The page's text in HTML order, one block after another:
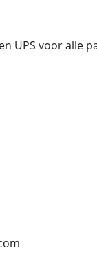
UPS voor alle